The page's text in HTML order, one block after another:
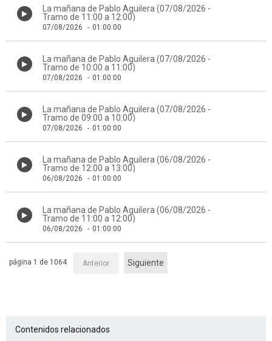
La mañana de Pablo Aguilera (07/08/2026 -
Tramo de 11:00 a 12:00)
07/08/2026 - 01:00:00
La mañana de Pablo Aguilera (07/08/2026 -
Tramo de 10:00 a 11:00)
07/08/2026 - 01:00:00
La mañana de Pablo Aguilera (07/08/2026 -
Tramo de 09:00 a 10:00)
07/08/2026 - 01:00:00
La mañana de Pablo Aguilera (06/08/2026 -
Tramo de 12:00 a 13:00)
06/08/2026 - 01:00:00
La mañana de Pablo Aguilera (06/08/2026 -
Tramo de 11:00 a 12:00)
06/08/2026 - 01:00:00
Anterior Siguiente
página 1 de 1064
Contenidos relacionados